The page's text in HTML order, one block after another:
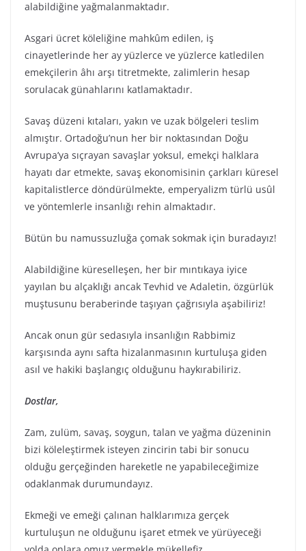
alabildiğine yağmalanmaktadır.
Asgari ücret köleliğine mahkûm edilen, iş
cinayetlerinde her ay yüzlerce ve yüzlerce katledilen
emekçilerin âhı arşı titretmekte, zalimlerin hesap
sorulacak günahlarını katlamaktadır.
Savaş düzeni kıtaları, yakın ve uzak bölgeleri teslim
almıştır. Ortadoğu’nun her bir noktasından Doğu
Avrupa’ya sıçrayan savaşlar yoksul, emekçi halklara
hayatı dar etmekte, savaş ekonomisinin çarkları küresel
kapitalistlerce döndürülmekte, emperyalizm türlü usûl
ve yöntemlerle insanlığı rehin almaktadır.
Bütün bu namussuzluğa çomak sokmak için buradayız!
Alabildiğine küreselleşen, her bir mıntıkaya iyice
yayılan bu alçaklığı ancak Tevhid ve Adaletin, özgürlük
muştusunu beraberinde taşıyan çağrısıyla aşabiliriz!
Ancak onun gür sedasıyla insanlığın Rabbimiz
karşısında aynı safta hizalanmasının kurtuluşa giden
asıl ve hakiki başlangıç olduğunu haykırabiliriz.
Dostlar,
Zam, zulüm, savaş, soygun, talan ve yağma düzeninin
bizi köleleştirmek isteyen zincirin tabi bir sonucu
olduğu gerçeğinden hareketle ne yapabileceğimize
odaklanmak durumundayız.
Ekmeği ve emeği çalınan halklarımıza gerçek
kurtuluşun ne olduğunu işaret etmek ve yürüyeceği